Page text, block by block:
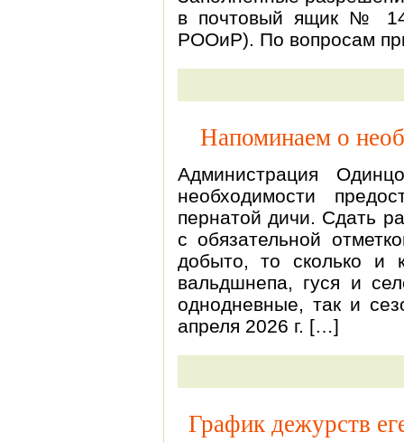
в почтовый ящик №
РООиР). По вопросам
Напоминаем о
Администрация
необходимости
пернатой дичи. Сдать
с обязательной
добыто, то сколько и
вальдшнепа, гуся и
однодневные, так и
апреля 2026 г. […]
График дежурств